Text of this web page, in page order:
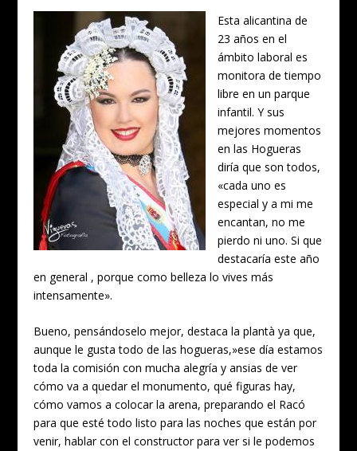
Esta alicantina de
23 años en el
ámbito laboral es
monitora de tiempo
libre en un parque
infantil. Y sus
mejores momentos
en las Hogueras
diría que son todos,
«cada uno es
especial y a mi me
encantan, no me
pierdo ni uno. Si que
destacaría este año
en general , porque como belleza lo vives más
intensamente».
Bueno, pensándoselo mejor, destaca la plantà ya que,
aunque le gusta todo de las hogueras,»ese día estamos
toda la comisión con mucha alegría y ansias de ver
cómo va a quedar el monumento, qué figuras hay,
cómo vamos a colocar la arena, preparando el Racó
para que esté todo listo para las noches que están por
venir, hablar con el constructor para ver si le podemos